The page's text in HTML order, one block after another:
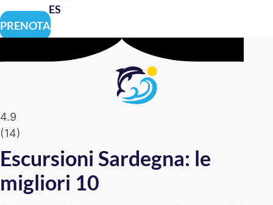
ES
PRENOTA
4.9
(14)
Escursioni Sardegna: le
migliori 10